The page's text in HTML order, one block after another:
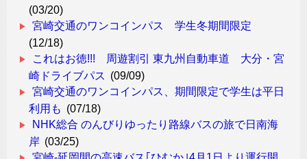
(03/20)
宮崎交通のワンコインパス 学生冬期間限定
(12/18)
これはお徳!!! 周遊割引 東九州自動車道 大分・宮
崎ドライブパス (09/09)
宮崎交通のワンコインパス、期間限定で学生は平日
利用も (07/18)
NHK総合 のんびりゆったり路線バスの旅で日南海
岸 (03/25)